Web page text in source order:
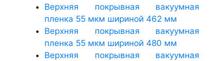
Верхняя покрывная вакуумная
пленка 55 мкм шириной 462 мм
Верхняя покрывная вакуумная
пленка 55 мкм шириной 480 мм
Верхняя покрывная вакуумная